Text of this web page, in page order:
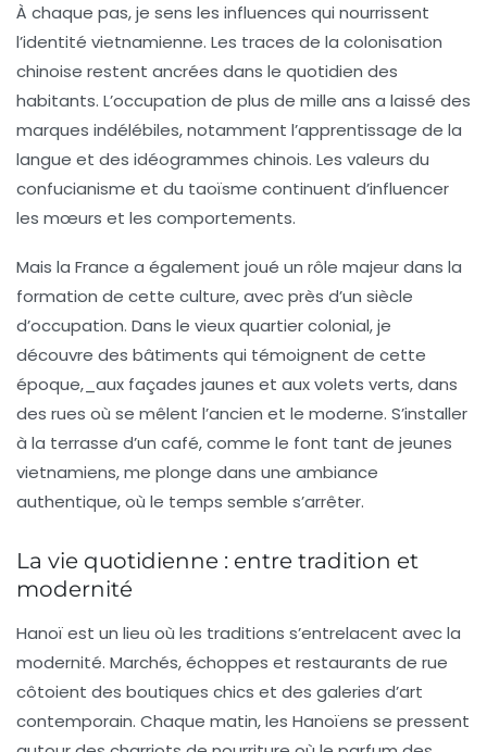
À chaque pas, je sens les influences qui nourrissent
l’identité vietnamienne. Les traces de la colonisation
chinoise restent ancrées dans le quotidien des
habitants. L’occupation de plus de mille ans a laissé des
marques indélébiles, notamment l’apprentissage de la
langue et des idéogrammes chinois. Les valeurs du
confucianisme et du taoïsme continuent d’influencer
les mœurs et les comportements.
Mais la France a également joué un rôle majeur dans la
formation de cette culture, avec près d’un siècle
d’occupation. Dans le vieux quartier colonial, je
découvre des bâtiments qui témoignent de cette
époque,_aux façades jaunes et aux volets verts, dans
des rues où se mêlent l’ancien et le moderne. S’installer
à la terrasse d’un café, comme le font tant de jeunes
vietnamiens, me plonge dans une ambiance
authentique, où le temps semble s’arrêter.
La vie quotidienne : entre tradition et
modernité
Hanoï est un lieu où les traditions s’entrelacent avec la
modernité. Marchés, échoppes et restaurants de rue
côtoient des boutiques chics et des galeries d’art
contemporain. Chaque matin, les Hanoïens se pressent